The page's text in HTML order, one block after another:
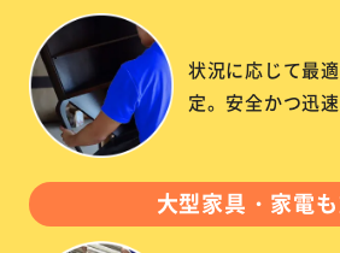
状況に応じて最
定。安全かつ迅
大型家具・家電